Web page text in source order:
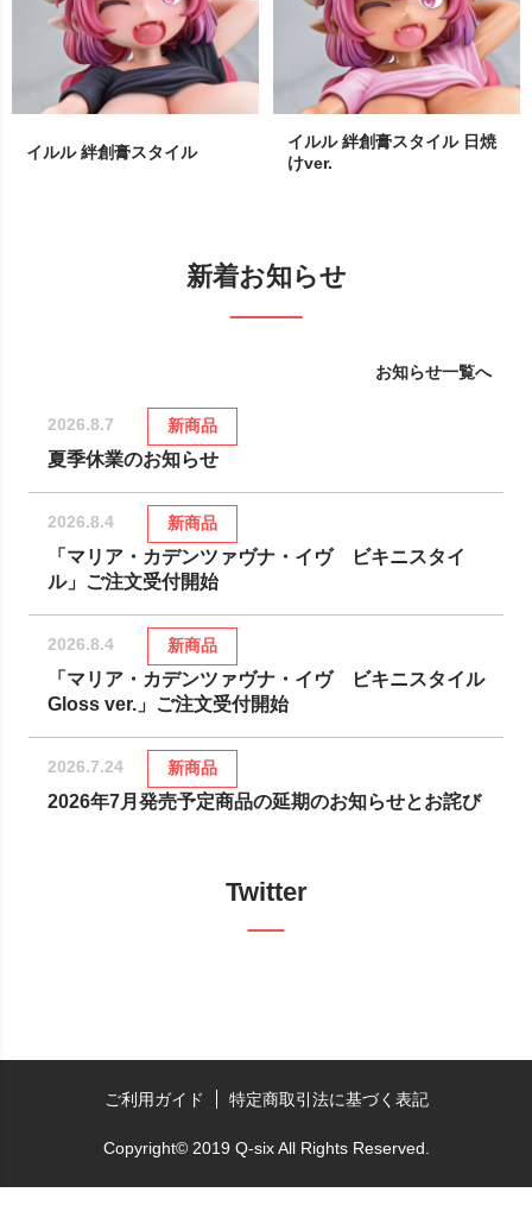
イルル 絆創膏スタイル
イルル 絆創膏スタイル 日焼
けver.
新着お知らせ
お知らせ一覧へ
2026.8.7 新商品
夏季休業のお知らせ
2026.8.4 新商品
「マリア・カデンツァヴナ・イヴ ビキニスタイ
ル」ご注文受付開始
2026.8.4 新商品
「マリア・カデンツァヴナ・イヴ ビキニスタイル
Gloss ver.」ご注文受付開始
2026.7.24 新商品
2026年7月発売予定商品の延期のお知らせとお詫び
Twitter
ご利用ガイド 特定商取引法に基づく表記
Copyright© 2019 Q-six All Rights Reserved.